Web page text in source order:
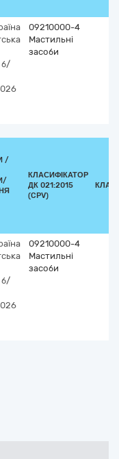
б/
09210000-4
Мастильні
засоби
/
КЛАСИФІКАТОР
ДК 021:2015
(CPV)
б/
09210000-4
Мастильні
засоби